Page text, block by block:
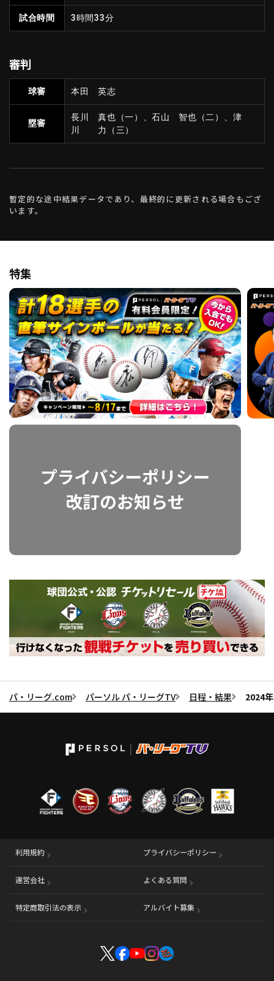
試合時間 3時間33分
審判
球審 本田 英志
塁審
長川 真也（一）、石山 智也（二）、津
川 力（三）
暫定的な途中結果データであり、最終的に更新される場合もござ
います。
特集
パ・リーグ.com パーソル パ・リーグTV 日程・結果 2024
利用規約 プライバシーポリシー
運営会社 （別ウィンドウで開く） よくある質問
特定商取引法の表示 アルバイト募集 （別ウィンドウで開く